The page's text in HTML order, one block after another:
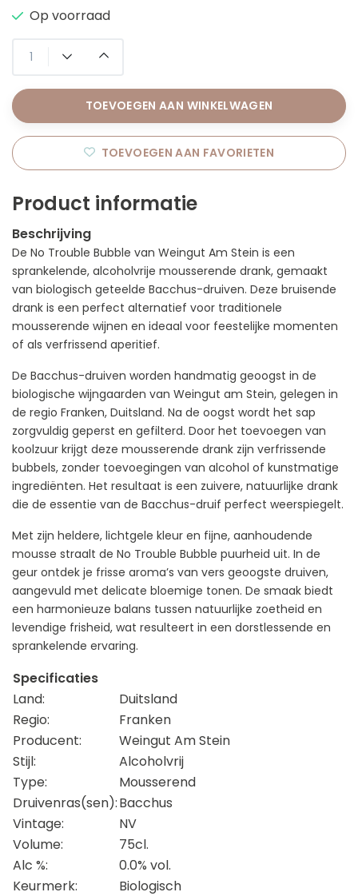
Op voorraad
TOEVOEGEN AAN WINKELWAGEN
TOEVOEGEN AAN FAVORIETEN
Product informatie
Beschrijving
De No Trouble Bubble van Weingut Am Stein is een
sprankelende, alcoholvrije mousserende drank, gemaakt
van biologisch geteelde Bacchus-druiven. Deze bruisende
drank is een perfect alternatief voor traditionele
mousserende wijnen en ideaal voor feestelijke momenten
of als verfrissend aperitief.
De Bacchus-druiven worden handmatig geoogst in de
biologische wijngaarden van Weingut am Stein, gelegen in
de regio Franken, Duitsland. Na de oogst wordt het sap
zorgvuldig geperst en gefilterd. Door het toevoegen van
koolzuur krijgt deze mousserende drank zijn verfrissende
bubbels, zonder toevoegingen van alcohol of kunstmatige
ingrediënten. Het resultaat is een zuivere, natuurlijke drank
die de essentie van de Bacchus-druif perfect weerspiegelt.
Met zijn heldere, lichtgele kleur en fijne, aanhoudende
mousse straalt de No Trouble Bubble puurheid uit. In de
geur ontdek je frisse aroma’s van vers geoogste druiven,
aangevuld met delicate bloemige tonen. De smaak biedt
een harmonieuze balans tussen natuurlijke zoetheid en
levendige frisheid, wat resulteert in een dorstlessende en
sprankelende ervaring.
Specificaties
Land:
Duitsland
Regio:
Franken
Producent:
Weingut Am Stein
Stijl:
Alcoholvrij
Type:
Mousserend
Druivenras(sen):Bacchus
Vintage:
NV
Volume:
75cl.
Alc %:
0.0% vol.
Keurmerk:
Biologisch